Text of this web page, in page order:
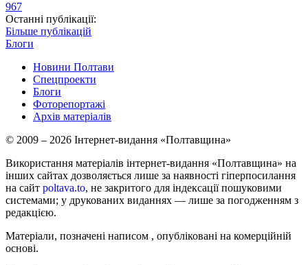
967
Останні публікації:
Більше публікацій
Блоги
Новини Полтави
Спецпроекти
Блоги
Фоторепортажі
Архів матеріалів
© 2009 – 2026 Інтернет-видання «Полтавщина»
Використання матеріалів інтернет-видання «Полтавщина» на
інших сайтах дозволяється лише за наявності гіперпосилання
на сайт poltava.to, не закритого для індексації пошуковими
системами; у друкованих виданнях — лише за погодженням з
редакцією.
Матеріали, позначені написом , опубліковані на комерційній
основі.